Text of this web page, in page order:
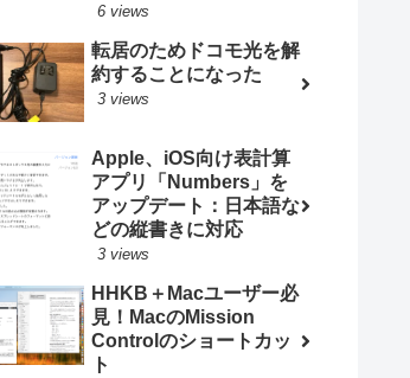
6 views
転居のためドコモ光を解
約することになった
3 views
Apple、iOS向け表計算
アプリ「Numbers」を
アップデート：日本語な
どの縦書きに対応
3 views
HHKB＋Macユーザー必
見！MacのMission
Controlのショートカッ
ト